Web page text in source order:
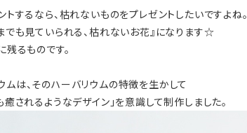
トするなら、枯れないものをプレゼントしたいですよね。
でも見ていられる、枯れないお花』になります☆
残るものです。
は、そのハーバリウムの特徴を生かして
癒されるようなデザイン」を意識して制作しました。